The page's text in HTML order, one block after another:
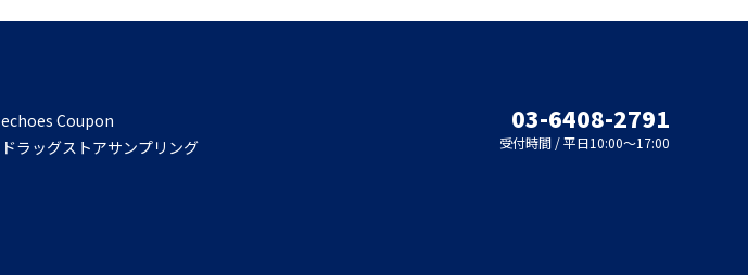
echoes Coupon
ドラッグストアサンプリング
03-6408-2791
受付時間 / 平日10:00～17:00